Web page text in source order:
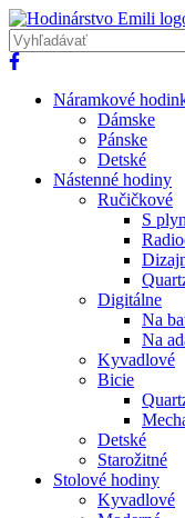
Náramkové
Dámske
Pánske
Detské
Nástenné hodiny
Ručičkové
S
Digitálne
Na
Na
Kyvadlové
Bicie
Detské
Starožitné
Stolové hodiny
Kyvadlové